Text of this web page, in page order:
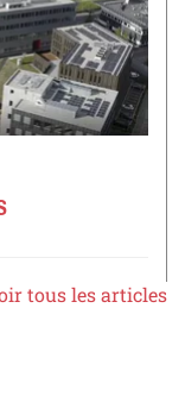
tous les articles